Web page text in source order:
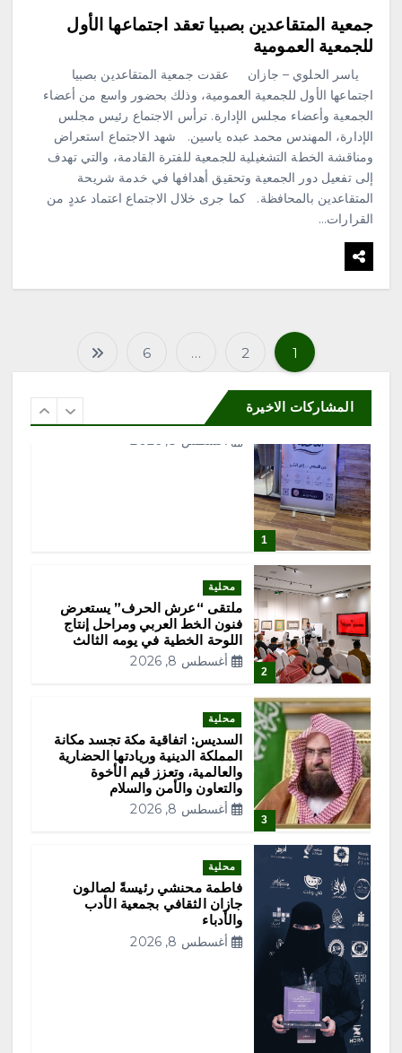
جمعية المتقاعدين بصبيا تعقد اجتماعها الأول
للجمعية العمومية
ياسر الحلوي – جازان عقدت جمعية المتقاعدين بصبيا
اجتماعها الأول للجمعية العمومية، وذلك بحضور واسع من أعضاء
الجمعية وأعضاء مجلس الإدارة. ترأس الاجتماع رئيس مجلس
الإدارة، المهندس محمد عبده ياسين. شهد الاجتماع استعراض
ومناقشة الخطة التشغيلية للجمعية للفترة القادمة، والتي تهدف
إلى تفعيل دور الجمعية وتحقيق أهدافها في خدمة شريحة
المتقاعدين بالمحافظة. كما جرى خلال الاجتماع اعتماد عددٍ من
القرارات…
ت
ع
د
ف
ح
ا
ت
ا
ل
ق
ا
1
2
…
6
المشاركات الاخيرة
5
جمعية نماء للخدمات الاجتماعية
تنفذ اليوم فعاليات الأسبوع العالمي
أغسطس 8, 2026
محلية
«مرفأ» تحتفي بخريجي تأهيل
المقبلين على الزواج وتدشّن
منصتها الإلكترونية
1
«هزّ النخلة.. من السعي إلى الأثر»
تجمع الملهمين وذوي الإعاقة في
منتجع السلاطين
أغسطس 8, 2026
2
محلية
ملتقى “عرش الحرف” يستعرض
فنون الخط العربي ومراحل إنتاج
اللوحة الخطية في يومه الثالث
أغسطس 8, 2026
3
محلية
السديس: اتفاقية مكة تجسد مكانة
المملكة الدينية وريادتها الحضارية
والعالمية، وتعزز قيم الأخوة
والتعاون والأمن والسلام
أغسطس 8, 2026
محلية
فاطمة محنشي رئيسةً لصالون
جازان الثقافي بجمعية الأدب
والأدباء
أغسطس 8, 2026